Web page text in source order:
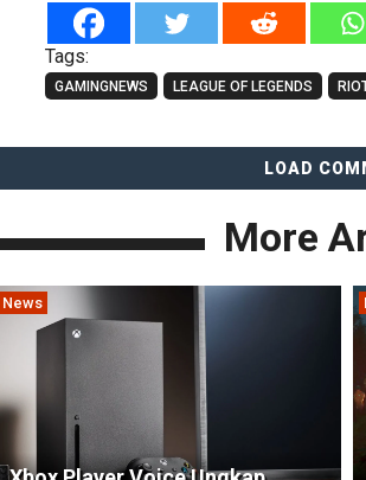
Tags:
GAMINGNEWS LEAGUE OF LEGENDS
LOAD
More
News